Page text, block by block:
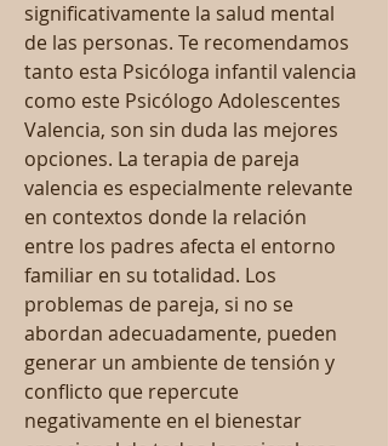
significativamente la salud mental
de las personas. Te recomendamos
tanto esta Psicóloga infantil valencia
como este Psicólogo Adolescentes
Valencia, son sin duda las mejores
opciones. La terapia de pareja
valencia es especialmente relevante
en contextos donde la relación
entre los padres afecta el entorno
familiar en su totalidad. Los
problemas de pareja, si no se
abordan adecuadamente, pueden
generar un ambiente de tensión y
conflicto que repercute
negativamente en el bienestar